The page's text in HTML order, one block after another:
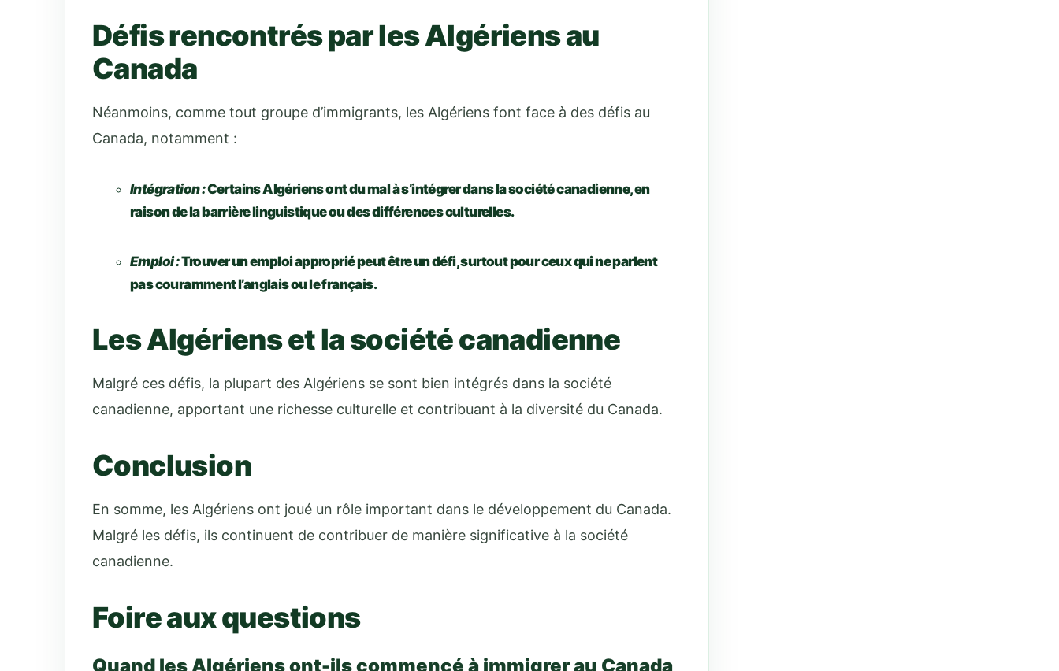
Défis rencontrés par les Algériens au
Canada
Néanmoins, comme tout groupe d’immigrants, les Algériens font face à des défis au
Canada, notamment :
Intégration :Certains Algériens ont du mal à s’intégrer dans la société canadienne, en
raison de la barrière linguistique ou des différences culturelles.
Emploi :Trouver un emploi approprié peut être un défi, surtout pour ceux qui ne parlent
pas couramment l’anglais ou le français.
Les Algériens et la société canadienne
Malgré ces défis, la plupart des Algériens se sont bien intégrés dans la société
canadienne, apportant une richesse culturelle et contribuant à la diversité du Canada.
Conclusion
En somme, les Algériens ont joué un rôle important dans le développement du Canada.
Malgré les défis, ils continuent de contribuer de manière significative à la société
canadienne.
Foire aux questions
Quand les Algériens ont-ils commencé à immigrer au Canada